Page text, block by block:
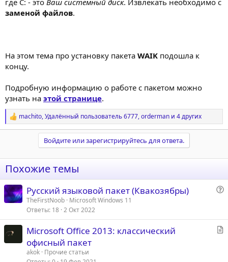
заменой файлов.
На этом тема про установку пакета WAIK подошла к
концу.
Подробную информацию о работе с пакетом можно
узнать на этой странице.
Р
е
и
и
machito,Удалённый пользователь 6777,orderman и 4 других
Войдите или зарегистрируйтесь для ответа.
Похожие темы
В
р
Русский языковой пакет (Квакозябры)
TheFirstNoob Microsoft Windows 11
Ответы 18 2 Окт 2022
Microsoft Office 2013: классический
офисный пакет
akok Прочие статьи